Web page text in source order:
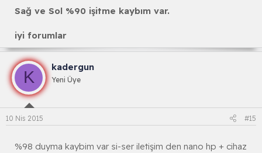
Sağ ve Sol %90 işitme kaybım var.
iyi forumlar
K
kadergun
Yeni Üye
10 Nis 2015 #15
%98 duyma kaybim var si-ser iletişim den nano hp + cihaz